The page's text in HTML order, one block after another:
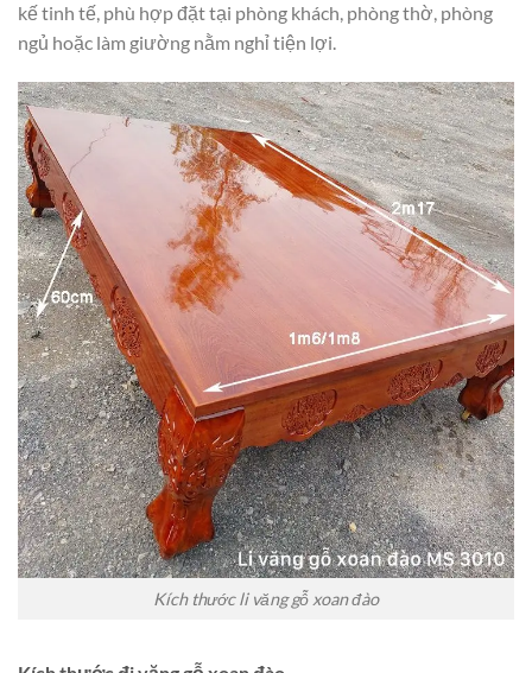
kế tinh tế, phù hợp đặt tại phòng khách, phòng thờ, phòng
ngủ hoặc làm giường nằm nghỉ tiện lợi.
Kích thước li văng gỗ xoan đào